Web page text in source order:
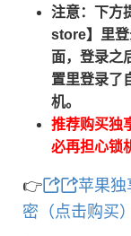
注意：下方
store】里
面，登录之
置里登录了
机。
推荐购买独
必再担心锁
👉
苹果
密（点击购买）